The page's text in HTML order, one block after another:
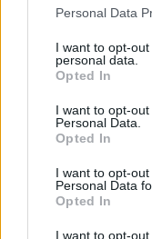
Please note that
not limited to your
grant or deny
use your data for
consent section.
Personal Data
I want to opt-
personal data.
Opted In
I want to opt-
Personal Data.
Opted In
I want to opt-
Personal Data
Opted In
I want to opt-out
Continua a
SALUTE